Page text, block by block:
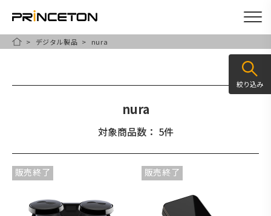
HOMEデジタル製品 nura
nura
対象商品数： 5件
販売終了 販売終了
絞り込み